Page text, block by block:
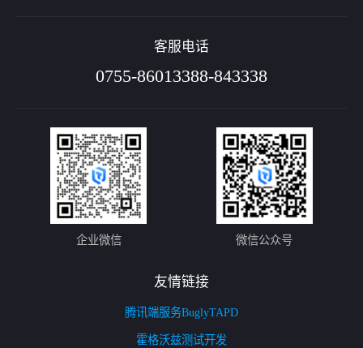
客服电话
0755-86013388-843338
企业微信 微信公众号
友情链接
腾讯端服务BuglyTAPD
霍格沃兹测试开发